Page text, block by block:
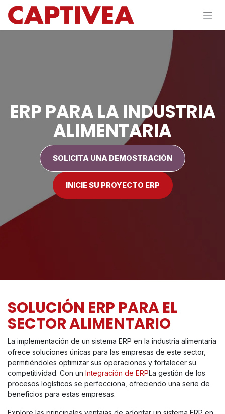
Ir al contenido
ERP PARA LA INDUSTRIA
ALIMENTARIA
SOLICITA UNA DEMOSTRACIÓN
INICIE SU PROYECTO ERP
SOLUCIÓN ERP PARA EL
SECTOR ALIMENTARIO
La implementación de un sistema ERP en la industria alimentaria
ofrece soluciones únicas para las empresas de este sector,
permitiéndoles optimizar sus operaciones y fortalecer su
competitividad. Con un Integración de ERPLa gestión de los
procesos logísticos se perfecciona, ofreciendo una serie de
beneficios para estas empresas.